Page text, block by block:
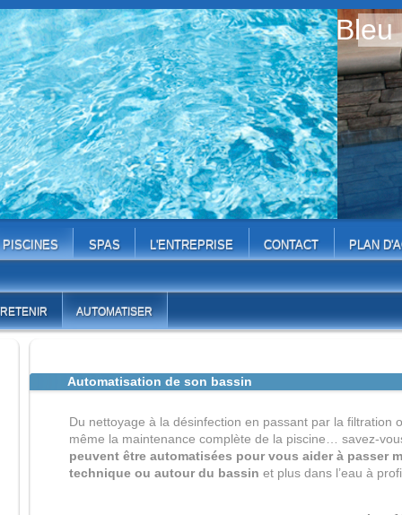
Bleu
PISCINES SPAS L'ENTREPRISE CONTACT PLAN
AUTOMATISER
Automatisation de son bassin
Du nettoyage à la désinfection en passant par la filtration
même la maintenance complète de la piscine… savez-
peuvent être automatisées pour vous aider à passer
technique ou autour du bassin et plus dans l’eau à